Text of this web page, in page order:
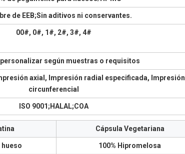
de EEB;Sin aditivos ni conservantes.
00#, 0#, 1#, 2#, 3#, 4#
personalizar según muestras o requisitos
axial, Impresión radial especificada, Impresión
circunferencial
ISO 9001;HALAL;COA
Cápsula Vegetariana
hueso 100% Hipromelosa